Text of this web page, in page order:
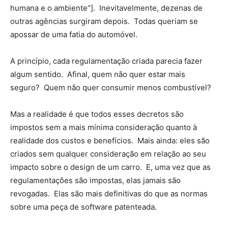
humana e o ambiente”]. Inevitavelmente, dezenas de
outras agências surgiram depois. Todas queriam se
apossar de uma fatia do automóvel.
A princípio, cada regulamentação criada parecia fazer
algum sentido. Afinal, quem não quer estar mais
seguro? Quem não quer consumir menos combustível?
Mas a realidade é que todos esses decretos são
impostos sem a mais mínima consideração quanto à
realidade dos custos e benefícios. Mais ainda: eles são
criados sem qualquer consideração em relação ao seu
impacto sobre o design de um carro. E, uma vez que as
regulamentações são impostas, elas jamais são
revogadas. Elas são mais definitivas do que as normas
sobre uma peça de software patenteada.